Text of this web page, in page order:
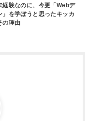
経験なのに、今更「Webデ
」を学ぼうと思ったキッカ
の理由